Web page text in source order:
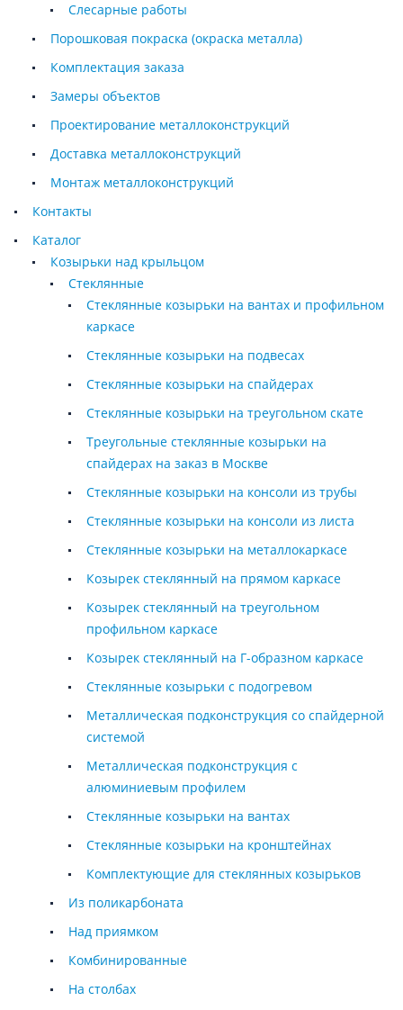
Слесарные работы
Порошковая покраска (окраска металла)
Комплектация заказа
Замеры объектов
Проектирование металлоконструкций
Доставка металлоконструкций
Монтаж металлоконструкций
Контакты
Каталог
Козырьки над крыльцом
Стеклянные
Стеклянные козырьки на вантах и профильном
каркасе
Стеклянные козырьки на подвесах
Стеклянные козырьки на спайдерах
Стеклянные козырьки на треугольном скате
Треугольные стеклянные козырьки на
спайдерах на заказ в Москве
Стеклянные козырьки на консоли из трубы
Стеклянные козырьки на консоли из листа
Стеклянные козырьки на металлокаркасе
Козырек стеклянный на прямом каркасе
Козырек стеклянный на треугольном
профильном каркасе
Козырек стеклянный на Г-образном каркасе
Стеклянные козырьки с подогревом
Металлическая подконструкция со спайдерной
системой
Металлическая подконструкция с
алюминиевым профилем
Стеклянные козырьки на вантах
Стеклянные козырьки на кронштейнах
Комплектующие для стеклянных козырьков
Из поликарбоната
Над приямком
Комбинированные
На столбах